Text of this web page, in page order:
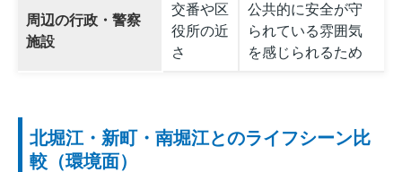
周辺の行政・警察
施設
交番や区
役所の近
さ
公共的に安全が守
られている雰囲気
を感じられるため
北堀江・新町・南堀江とのライフシーン比
較（環境面）